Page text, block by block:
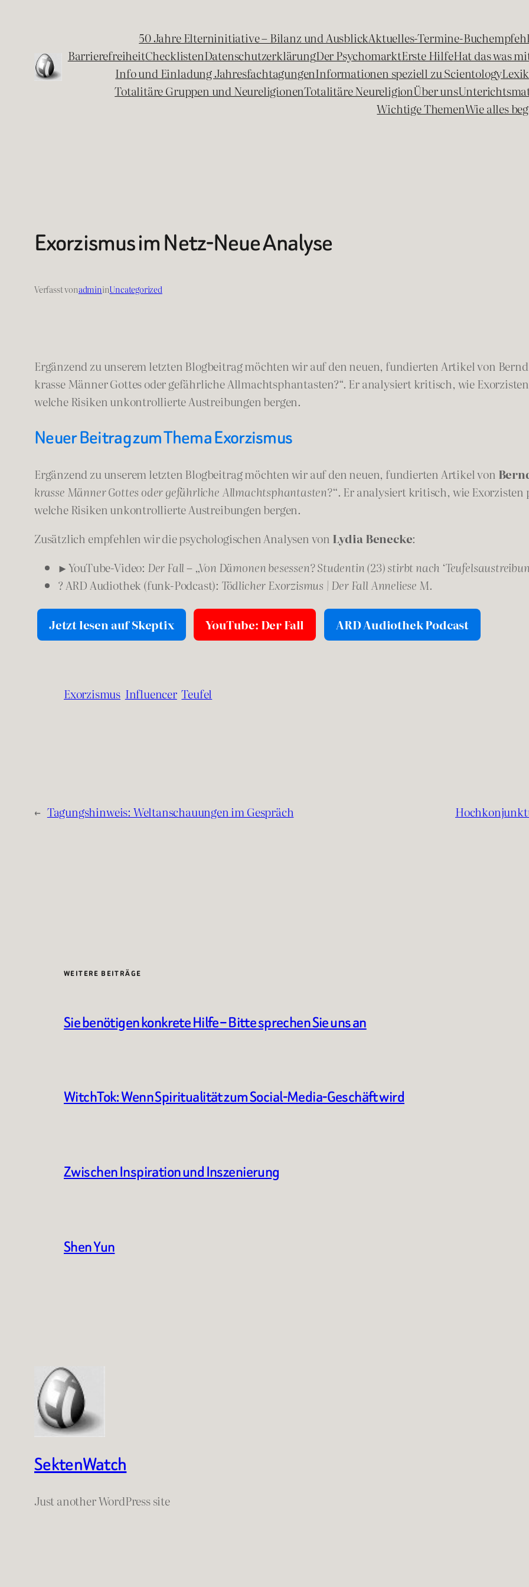
50 Jahre Elterninitiative – Bilanz und AusblickAktuelles-Termine-
BarrierefreiheitChecklistenDatenschutzerklärungDer PsychomarktErste HilfeHat das was
Info und Einladung JahresfachtagungenInformationen speziell zu Scientology
Totalitäre Gruppen und NeureligionenTotalitäre NeureligionÜber uns
Wichtige ThemenWie alles
Exorzismus im Netz-Neue Analyse
Verfasst vonadmininUncategorized
Ergänzend zu unserem letzten Blogbeitrag möchten wir auf den neuen, fundierten Artikel von
krasse Männer Gottes oder gefährliche Allmachtsphantasten?“. Er analysiert kritisch, wie
welche Risiken unkontrollierte Austreibungen bergen.
Neuer Beitrag zum Thema Exorzismus
Ergänzend zu unserem letzten Blogbeitrag möchten wir auf den neuen, fundierten Artikel von
krasse Männer Gottes oder gefährliche Allmachtsphantasten?“. Er analysiert kritisch, wie Exorzisten
welche Risiken unkontrollierte Austreibungen bergen.
Zusätzlich empfehlen wir die psychologischen Analysen von Lydia Benecke:
▶ YouTube‑Video: Der Fall – „Von Dämonen besessen? Studentin (23) stirbt nach
? ARD Audiothek (funk‑Podcast): Tödlicher Exorzismus | Der Fall Anneliese M.
Jetzt lesen auf Skeptix YouTube: Der Fall ARD Audiothek Podcast
Exorzismus Influencer Teufel
← Tagungshinweis: Weltanschauungen im Gespräch
WEITERE BEITRÄGE
Sie benötigen konkrete Hilfe – Bitte sprechen Sie uns an
WitchTok: Wenn Spiritualität zum Social-Media-Geschäft wird
Zwischen Inspiration und Inszenierung
Shen Yun
SektenWatch
Just another WordPress site